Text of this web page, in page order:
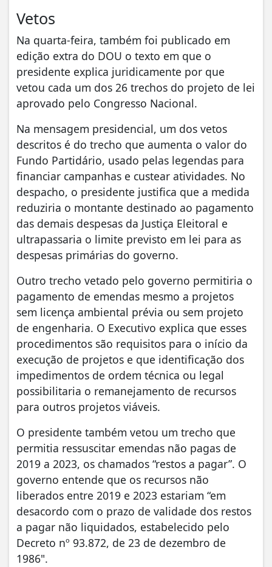
Vetos
Na quarta-feira, também foi publicado em
edição extra do DOU o texto em que o
presidente explica juridicamente por que
vetou cada um dos 26 trechos do projeto de lei
aprovado pelo Congresso Nacional.
Na mensagem presidencial, um dos vetos
descritos é do trecho que aumenta o valor do
Fundo Partidário, usado pelas legendas para
financiar campanhas e custear atividades. No
despacho, o presidente justifica que a medida
reduziria o montante destinado ao pagamento
das demais despesas da Justiça Eleitoral e
ultrapassaria o limite previsto em lei para as
despesas primárias do governo.
Outro trecho vetado pelo governo permitiria o
pagamento de emendas mesmo a projetos
sem licença ambiental prévia ou sem projeto
de engenharia. O Executivo explica que esses
procedimentos são requisitos para o início da
execução de projetos e que identificação dos
impedimentos de ordem técnica ou legal
possibilitaria o remanejamento de recursos
para outros projetos viáveis.
O presidente também vetou um trecho que
permitia ressuscitar emendas não pagas de
2019 a 2023, os chamados “restos a pagar”. O
governo entende que os recursos não
liberados entre 2019 e 2023 estariam “em
desacordo com o prazo de validade dos restos
a pagar não liquidados, estabelecido pelo
Decreto nº 93.872, de 23 de dezembro de
1986".